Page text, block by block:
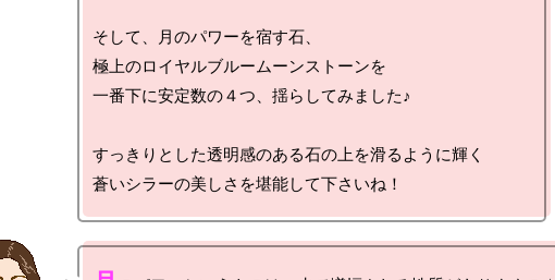
そして、月のパワーを宿す石、
極上のロイヤルブルームーンストーンを
一番下に安定数の４つ、揺らしてみました♪
すっきりとした透明感のある石の上を滑るように輝く